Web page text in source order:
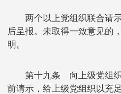
两个以上党组织联合请
后呈报。未取得一致意见的
明。
第十九条 向上级党组
前请示，给上级党组织以充